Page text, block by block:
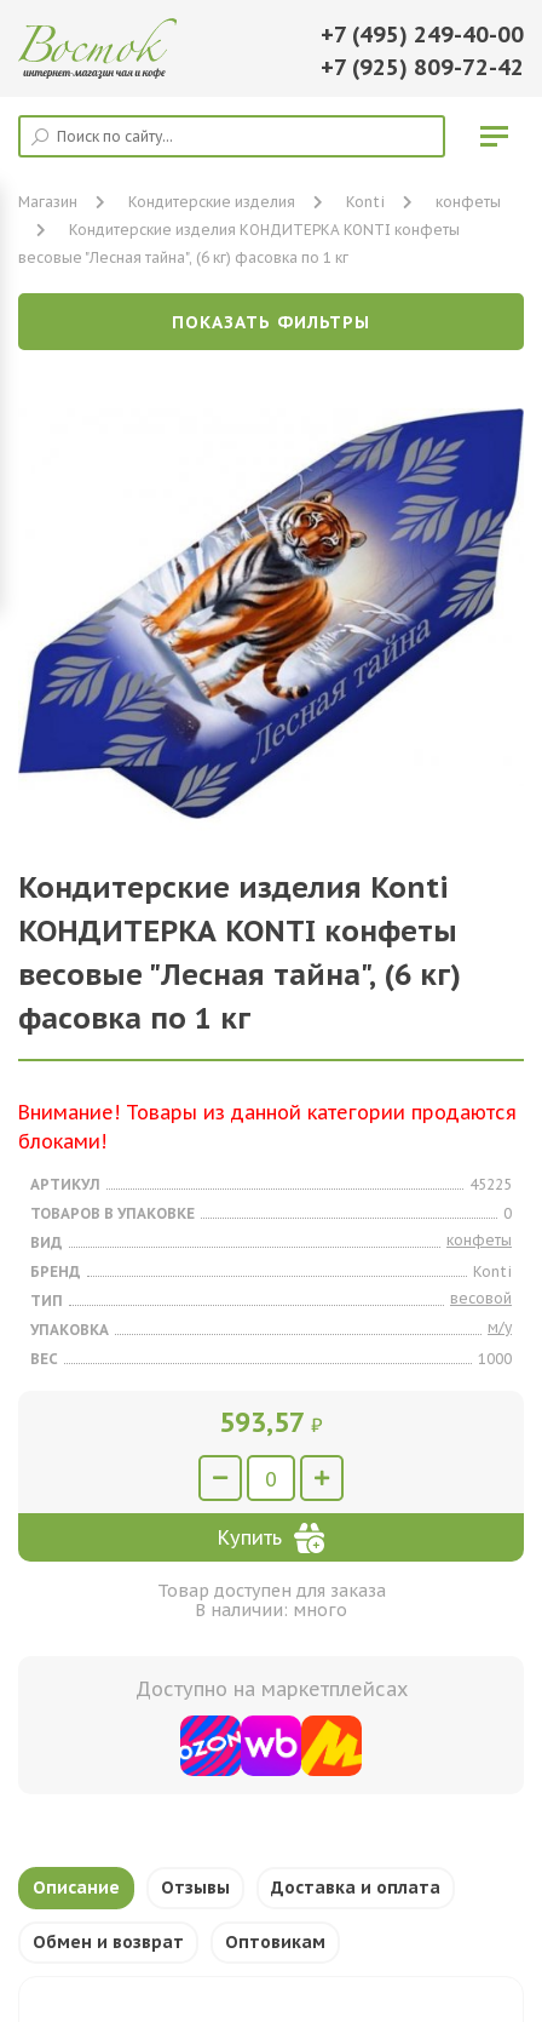
+7 (495) 249-40-00
+7 (925) 809-72-42
Магазин Кондитерские изделия Konti
конфеты
Кондитерские изделия КОНДИТЕРКА KONTI конфеты
весовые "Лесная тайна", (6 кг) фасовка по 1 кг
ПОКАЗАТЬ ФИЛЬТРЫ
Кондитерские изделия Konti
КОНДИТЕРКА KONTI конфеты
весовые "Лесная тайна", (6 кг)
фасовка по 1 кг
Внимание! Товары из данной категории продаются
блоками!
АРТИКУЛ
45225
ТОВАРОВ В УПАКОВКЕ
0
ВИД
конфеты
БРЕНД
Konti
ТИП
весовой
УПАКОВКА
м/у
ВЕС
1000
593,57 ₽
Купить
Товар доступен для заказа
В наличии: много
Доступно на маркетплейсах
Описание Отзывы Доставка и оплата
Обмен и возврат Оптовикам